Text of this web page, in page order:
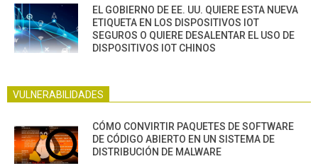
EL GOBIERNO DE EE. UU. QUIERE ESTA NUEVA
ETIQUETA EN LOS DISPOSITIVOS IOT
SEGUROS O QUIERE DESALENTAR EL USO DE
DISPOSITIVOS IOT CHINOS
VULNERABILIDADES
CÓMO CONVIRTIR PAQUETES DE SOFTWARE
DE CÓDIGO ABIERTO EN UN SISTEMA DE
DISTRIBUCIÓN DE MALWARE